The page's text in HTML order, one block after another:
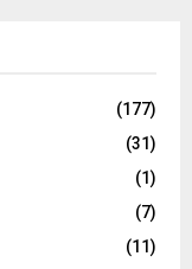
(177)
(31)
(1)
(7)
(11)